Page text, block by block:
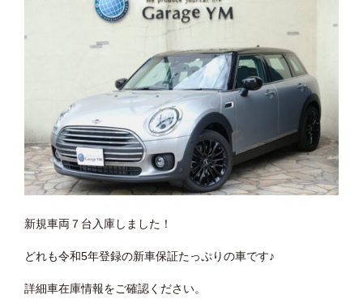
新規車両７台入庫しました！
どれも令和5年登録の新車保証たっぷりの車です♪
詳細車在庫情報をご確認ください。